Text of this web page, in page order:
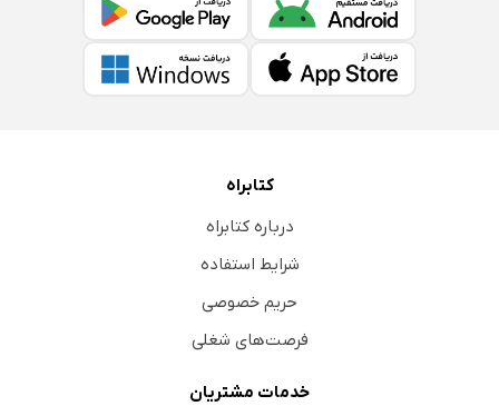
کتابراه
درباره کتابراه
شرایط استفاده
حریم خصوصی
فرصت‌های شغلی
خدمات مشتریان